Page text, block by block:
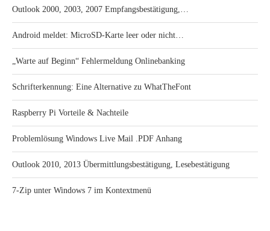
Outlook 2000, 2003, 2007 Empfangsbestätigung,…
Android meldet: MicroSD-Karte leer oder nicht…
„Warte auf Beginn“ Fehlermeldung Onlinebanking
Schrifterkennung: Eine Alternative zu WhatTheFont
Raspberry Pi Vorteile & Nachteile
Problemlösung Windows Live Mail .PDF Anhang
Outlook 2010, 2013 Übermittlungsbestätigung, Lesebestätigung
7-Zip unter Windows 7 im Kontextmenü